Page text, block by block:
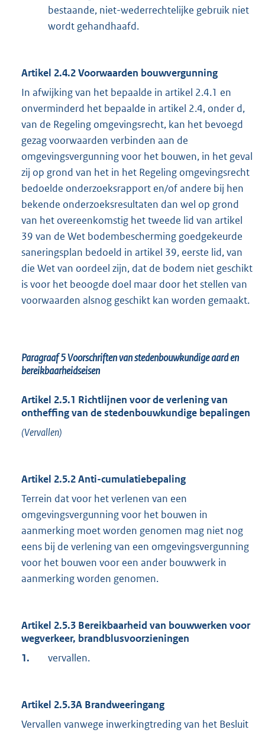
bestaande, niet-wederrechtelijke gebruik niet
wordt gehandhaafd.
Artikel 2.4.2 Voorwaarden bouwvergunning
In afwijking van het bepaalde in artikel 2.4.1 en
onverminderd het bepaalde in artikel 2.4, onder d,
van de Regeling omgevingsrecht, kan het bevoegd
gezag voorwaarden verbinden aan de
omgevingsvergunning voor het bouwen, in het geval
zij op grond van het in het Regeling omgevingsrecht
bedoelde onderzoeksrapport en/of andere bij hen
bekende onderzoeksresultaten dan wel op grond
van het overeenkomstig het tweede lid van artikel
39 van de Wet bodembescherming goedgekeurde
saneringsplan bedoeld in artikel 39, eerste lid, van
die Wet van oordeel zijn, dat de bodem niet geschikt
is voor het beoogde doel maar door het stellen van
voorwaarden alsnog geschikt kan worden gemaakt.
Paragraaf 5 Voorschriften van stedenbouwkundige aard en
bereikbaarheidseisen
Artikel 2.5.1 Richtlijnen voor de verlening van
ontheffing van de stedenbouwkundige bepalingen
(Vervallen)
Artikel 2.5.2 Anti-cumulatiebepaling
Terrein dat voor het verlenen van een
omgevingsvergunning voor het bouwen in
aanmerking moet worden genomen mag niet nog
eens bij de verlening van een omgevingsvergunning
voor het bouwen voor een ander bouwwerk in
aanmerking worden genomen.
Artikel 2.5.3 Bereikbaarheid van bouwwerken voor
wegverkeer, brandblusvoorzieningen
1.
vervallen.
Artikel 2.5.3A Brandweeringang
Vervallen vanwege inwerkingtreding van het Besluit